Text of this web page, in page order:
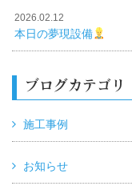
2026.02.12
本日の夢現設備
ブログカテゴリ
施工事例
お知らせ